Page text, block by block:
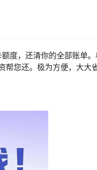
度，还清你的全部账单
您还。极为方便，大大